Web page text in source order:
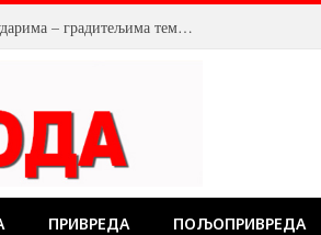
ПРИВРЕДА ПОЉОПРИВРЕДА